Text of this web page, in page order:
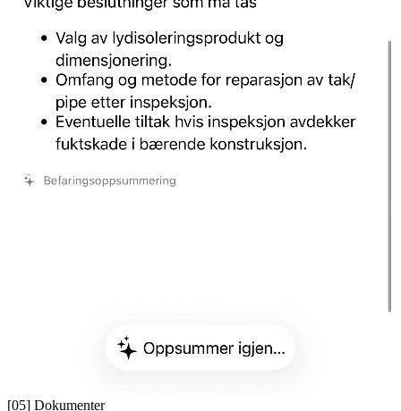
[05] Dokumenter